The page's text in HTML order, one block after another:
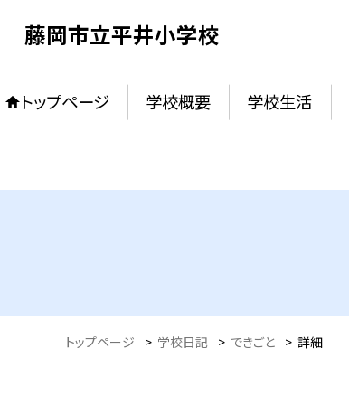
藤岡市立平井小学校
トップページ 学校概要 学校生活
トップページ > 学校日記 > できごと > 詳細